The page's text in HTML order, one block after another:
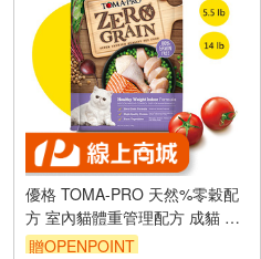
優格 TOMA-PRO 天然%零穀配
方 室內貓體重管理配方 成貓 無
穀 貓飼料 5.5磅
贈OPENPOINT